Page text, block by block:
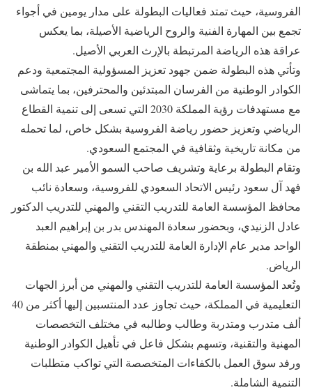
الفروسية، حيث تمتد فعاليات البطولة على مدار يومين في أجواء
تجمع بين المهارة الفنية والروح الرياضية الأصيلة، بما يعكس
عراقة هذه الرياضة المرتبطة بالإرث العربي الأصيل.
وتأتي هذه البطولة ضمن جهود تعزيز المسؤولية المجتمعية ودعم
الكوادر الوطنية من الفرسان المبتدئين والمحترفين، بما يتماشى
مع مستهدفات رؤية المملكة 2030 التي تسعى إلى تنمية القطاع
الرياضي وتعزيز حضور رياضة الفروسية بشكل خاص، لما تحمله
من مكانة تاريخية وثقافية في المجتمع السعودي.
وتقام البطولة برعاية وتشريف صاحب السمو الأمير عبد الله بن
فهد آل سعود رئيس الاتحاد السعودي للفروسية، وسعادة نائب
محافظ المؤسسة العامة للتدريب التقني والمهني للتدريب الدكتور
عادل الزنيدي، وبحضور سعادة المهندس بدر بن إبراهيم العبد
الواحد مدير عام الإدارة العامة للتدريب التقني والمهني بمنطقة
الرياض.
وتُعد المؤسسة العامة للتدريب التقني والمهني من أبرز الجهات
التعليمية في المملكة، حيث تجاوز عدد المنتسبين إليها أكثر من 40
ألف متدرب ومتدربة وطالب وطالبه في مختلف التخصصات
المهنية والتقنية، وتسهم بشكل فاعل في تأهيل الكوادر الوطنية
ورفد سوق العمل بالكفاءات المتخصصة التي تواكب متطلبات
التنمية الشاملة.